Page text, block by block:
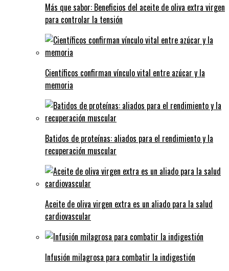
Más que sabor: Beneficios del aceite de oliva extra virgen
para controlar la tensión
Científicos confirman vínculo vital entre azúcar y la
memoria
Batidos de proteínas: aliados para el rendimiento y la
recuperación muscular
Aceite de oliva virgen extra es un aliado para la salud
cardiovascular
Infusión milagrosa para combatir la indigestión